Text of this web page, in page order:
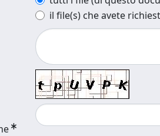
il file(s) che avete